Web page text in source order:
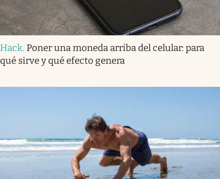
Hack. Poner una moneda arriba del celular: para
qué sirve y qué efecto genera